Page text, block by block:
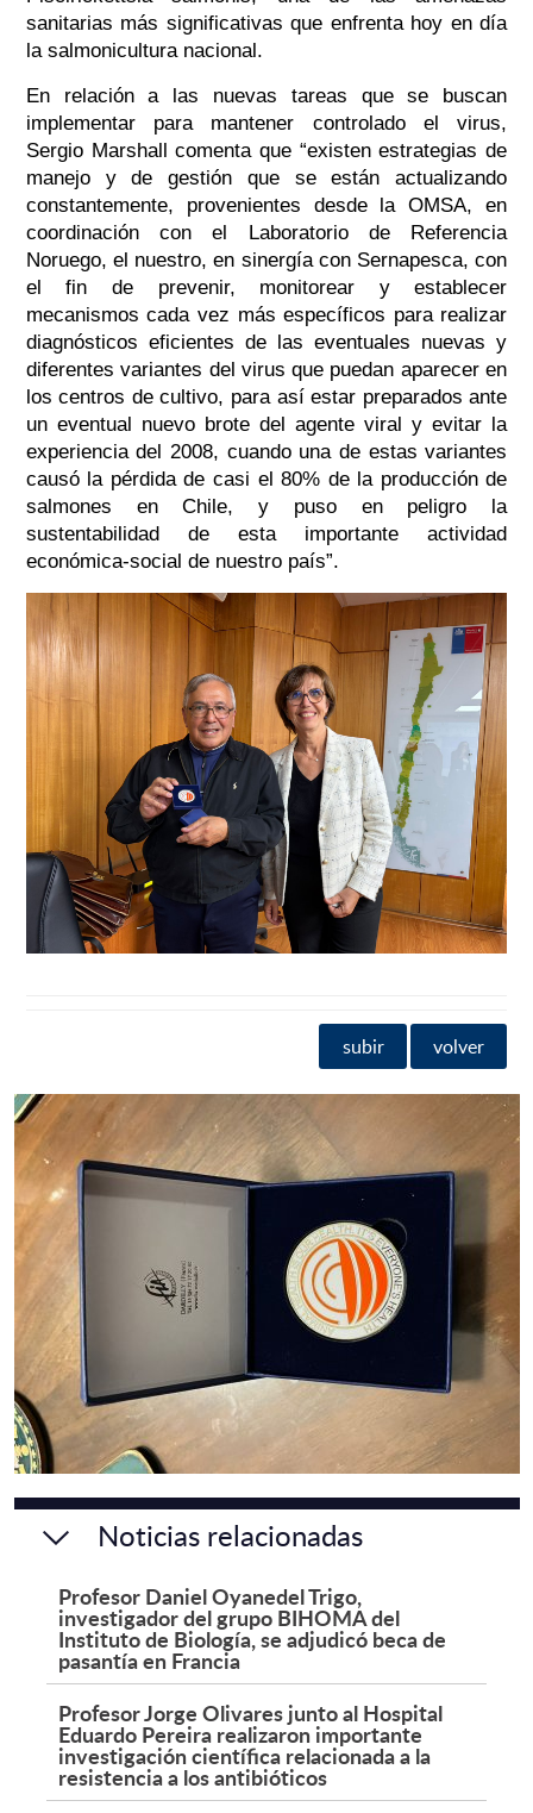
sanitarias más significativas que enfrenta hoy en día
la salmonicultura nacional.
En relación a las nuevas tareas que se buscan
implementar para mantener controlado el virus,
Sergio Marshall comenta que “existen estrategias de
manejo y de gestión que se están actualizando
constantemente, provenientes desde la OMSA, en
coordinación con el Laboratorio de Referencia
Noruego, el nuestro, en sinergía con Sernapesca, con
el fin de prevenir, monitorear y establecer
mecanismos cada vez más específicos para realizar
diagnósticos eficientes de las eventuales nuevas y
diferentes variantes del virus que puedan aparecer en
los centros de cultivo, para así estar preparados ante
un eventual nuevo brote del agente viral y evitar la
experiencia del 2008, cuando una de estas variantes
causó la pérdida de casi el 80% de la producción de
salmones en Chile, y puso en peligro la
sustentabilidad de esta importante actividad
económica-social de nuestro país”.
subir volver
Noticias relacionadas
Profesor Daniel Oyanedel Trigo,
investigador del grupo BIHOMA del
Instituto de Biología, se adjudicó beca de
pasantía en Francia
Profesor Jorge Olivares junto al Hospital
Eduardo Pereira realizaron importante
investigación científica relacionada a la
resistencia a los antibióticos